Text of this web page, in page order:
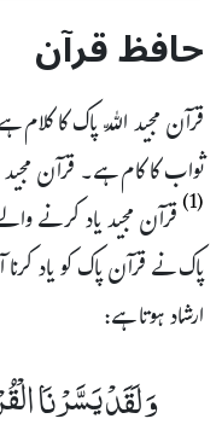
حافظ قرآن
قرآن مجید اللّہ پاک کا کلام
ثواب کا کام ہے۔ قرآن
(1) قرآن مجید یاد کرنے
پاک نے قرآن پاک کو یاد
ارشاد ہوتا ہے:
وَ لَقَدْ یَسَّرْنَا